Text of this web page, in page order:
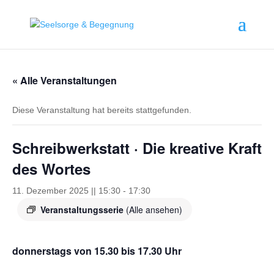
« Alle Veranstaltungen
Diese Veranstaltung hat bereits stattgefunden.
Schreibwerkstatt · Die kreative Kraft
des Wortes
11. Dezember 2025 || 15:30 - 17:30
Veranstaltungsserie (Alle ansehen)
donnerstags von 15.30 bis 17.30 Uhr